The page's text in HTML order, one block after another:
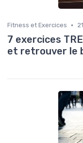
Fitness et Exercices •
7 exercices
et retrouver le